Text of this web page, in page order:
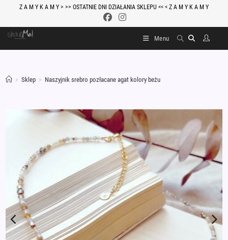
content
Z A M Y K A M Y > >> OSTATNIE DNI DZIAŁANIA SKLEPU << < Z A M Y K A M Y
Menu
> Sklep > Naszyjnik srebro pozłacane agat kolory beżu